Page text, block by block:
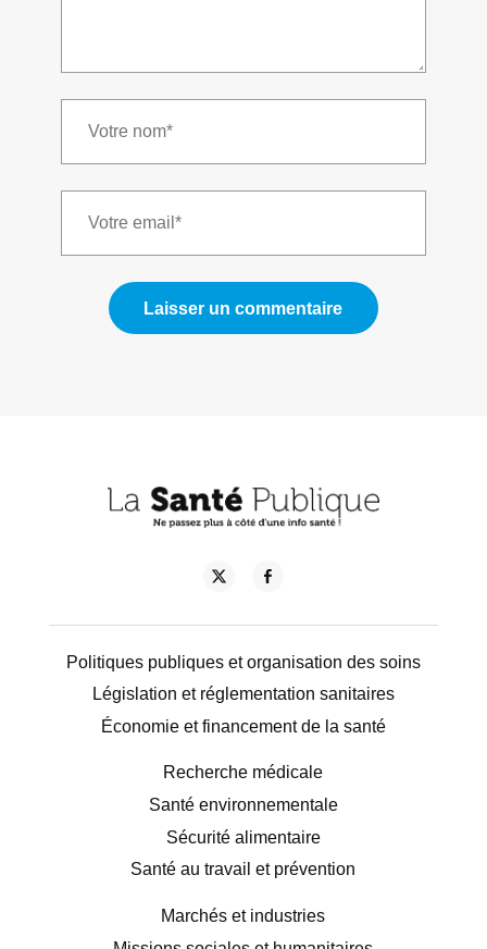
Politiques publiques et organisation des soins
Législation et réglementation sanitaires
Économie et financement de la santé
Recherche médicale
Santé environnementale
Sécurité alimentaire
Santé au travail et prévention
Marchés et industries